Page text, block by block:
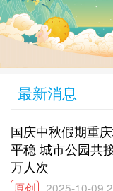
最新消息
国庆中秋假期重
平稳 城市公园共
万人次
原创 2025-10-09